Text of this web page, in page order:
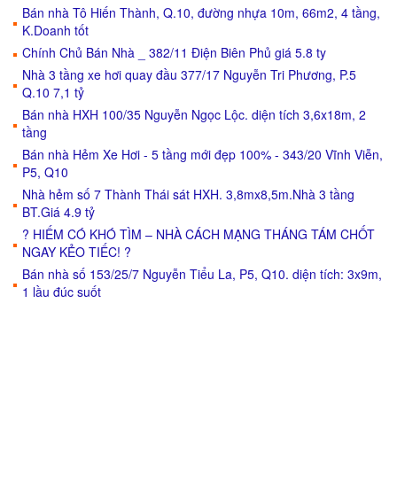
Bán nhà Tô Hiến Thành, Q.10, đường nhựa 10m, 66m2, 4 tầng,
K.Doanh tốt
Chính Chủ Bán Nhà _ 382/11 Điện Biên Phủ giá 5.8 ty
Nhà 3 tầng xe hơi quay đầu 377/17 Nguyễn Tri Phương, P.5
Q.10 7,1 tỷ
Bán nhà HXH 100/35 Nguyễn Ngọc Lộc. diện tích 3,6x18m, 2
tầng
Bán nhà Hẻm Xe Hơi - 5 tầng mới đẹp 100% - 343/20 Vĩnh Viễn,
P5, Q10
Nhà hẻm số 7 Thành Thái sát HXH. 3,8mx8,5m.Nhà 3 tầng
BT.Giá 4.9 tỷ
? HIẾM CÓ KHÓ TÌM – NHÀ CÁCH MẠNG THÁNG TÁM CHỐT
NGAY KẺO TIẾC! ?
Bán nhà số 153/25/7 Nguyễn Tiểu La, P5, Q10. diện tích: 3x9m,
1 lầu đúc suốt